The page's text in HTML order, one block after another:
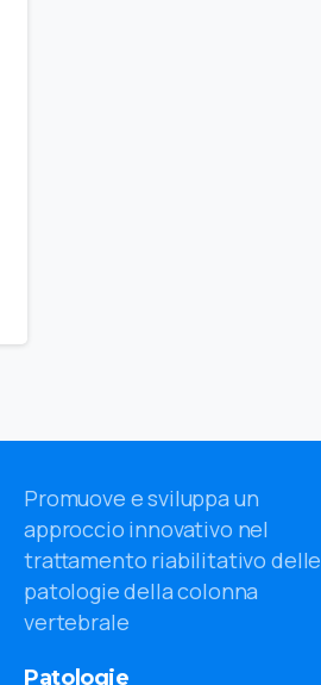
Promuove e sviluppa un
approccio innovativo nel
trattamento riabilitativo delle
patologie della colonna
vertebrale
Patologie